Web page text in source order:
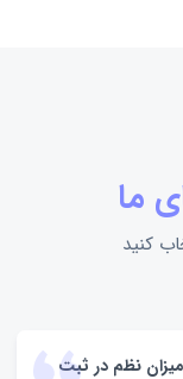
ما
کنید
نظم در ثبت